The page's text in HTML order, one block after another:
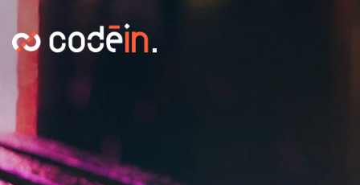
Panneau de gestion des cookies